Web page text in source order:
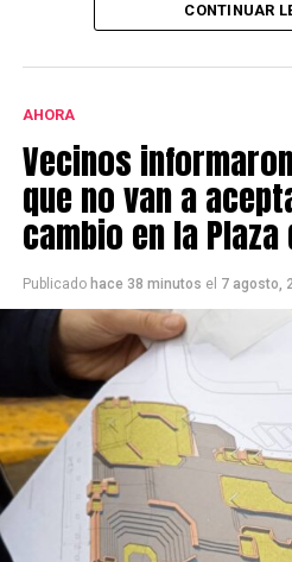
El pedido busca sumar nuevas
que lleva adelante la fiscalía y
resultar clave para reconstruir
posteriores al ataque.
CONTINUAR
AHORA
Vecinos
que no van a
cambio en la Plaza
Publicado hace 38 minutos el 7 agosto,